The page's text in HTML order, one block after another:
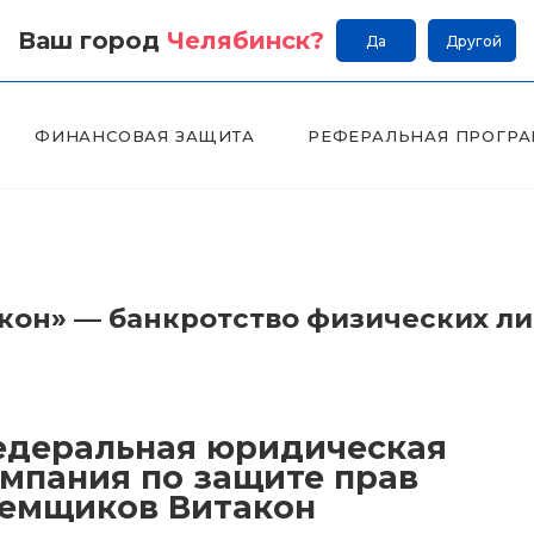
Ваш город Челябинск? Да Другой
ФИНАНСОВАЯ ЗАЩИТА РЕФЕРАЛЬНАЯ
— банкротство физических
юридическая
по защите прав
Витакон